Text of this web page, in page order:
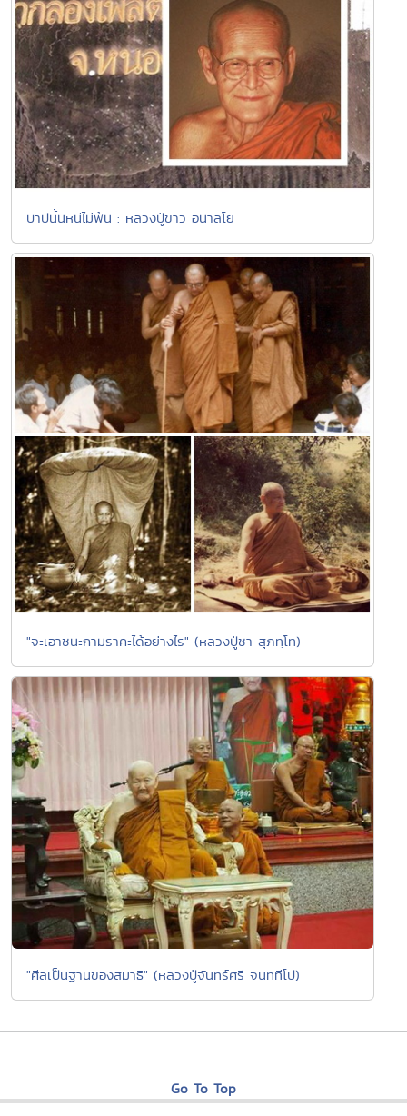
บาปนั้นหนีไม่พ้น : หลวงปู่ขาว อนาลโย
"จะเอาชนะกามราคะได้อย่างไร" (หลวงปู่ชา สุภทฺโท)
"ศีลเป็นฐานของสมาธิ" (หลวงปู่จันทร์ศรี จนฺททีโป)
Go To Top